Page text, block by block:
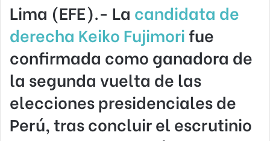
Lima (EFE).- La candidata de
derecha Keiko Fujimori fue
confirmada como ganadora de
la segunda vuelta de las
elecciones presidenciales de
Perú, tras concluir el escrutinio